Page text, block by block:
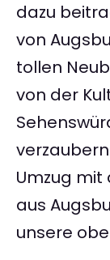
dazu
von
tollen
von der
Umzug mit
aus
unsere